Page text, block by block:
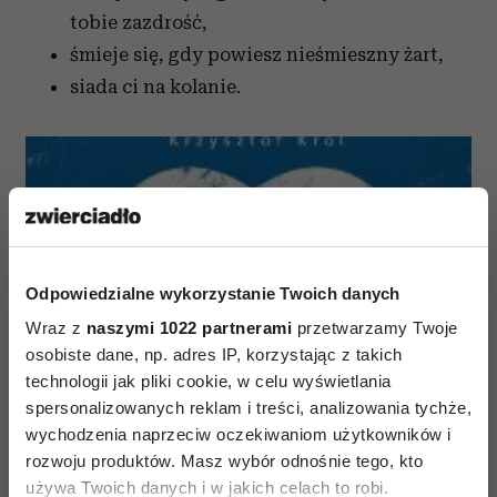
Odpowiedzialne wykorzystanie Twoich danych
Wraz z naszymi 1022 partnerami przetwarzamy Twoje
osobiste dane, np. adres IP, korzystając z takich
technologii jak pliki cookie, w celu wyświetlania
spersonalizowanych reklam i treści, analizowania tychże,
wychodzenia naprzeciw oczekiwaniom użytkowników i
rozwoju produktów. Masz wybór odnośnie tego, kto
używa Twoich danych i w jakich celach to robi.
tobie zazdrość,
śmieje się, gdy powiesz nieśmieszny żart,
siada ci na kolanie.